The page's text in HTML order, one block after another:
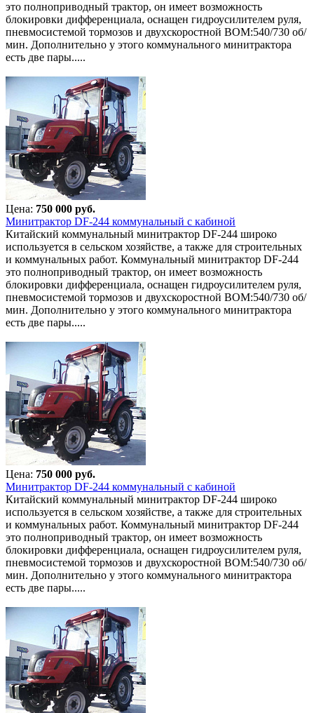
это полноприводный трактор, он имеет возможность
блокировки дифференциала, оснащен гидроусилителем руля,
пневмосистемой тормозов и двухскоростной ВОМ:540/730 об/
мин. Дополнительно у этого коммунального минитрактора
есть две пары.....
Цена: 750 000 руб.
Минитрактор DF-244 коммунальный с кабиной
Китайский коммунальный минитрактор DF-244 широко
используется в сельском хозяйстве, а также для строительных
и коммунальных работ. Коммунальный минитрактор DF-244
это полноприводный трактор, он имеет возможность
блокировки дифференциала, оснащен гидроусилителем руля,
пневмосистемой тормозов и двухскоростной ВОМ:540/730 об/
мин. Дополнительно у этого коммунального минитрактора
есть две пары.....
Цена: 750 000 руб.
Минитрактор DF-244 коммунальный с кабиной
Китайский коммунальный минитрактор DF-244 широко
используется в сельском хозяйстве, а также для строительных
и коммунальных работ. Коммунальный минитрактор DF-244
это полноприводный трактор, он имеет возможность
блокировки дифференциала, оснащен гидроусилителем руля,
пневмосистемой тормозов и двухскоростной ВОМ:540/730 об/
мин. Дополнительно у этого коммунального минитрактора
есть две пары.....